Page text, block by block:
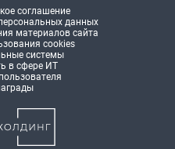
соглашение
данных
материалов сайта
cookies
системы
в сфере ИТ